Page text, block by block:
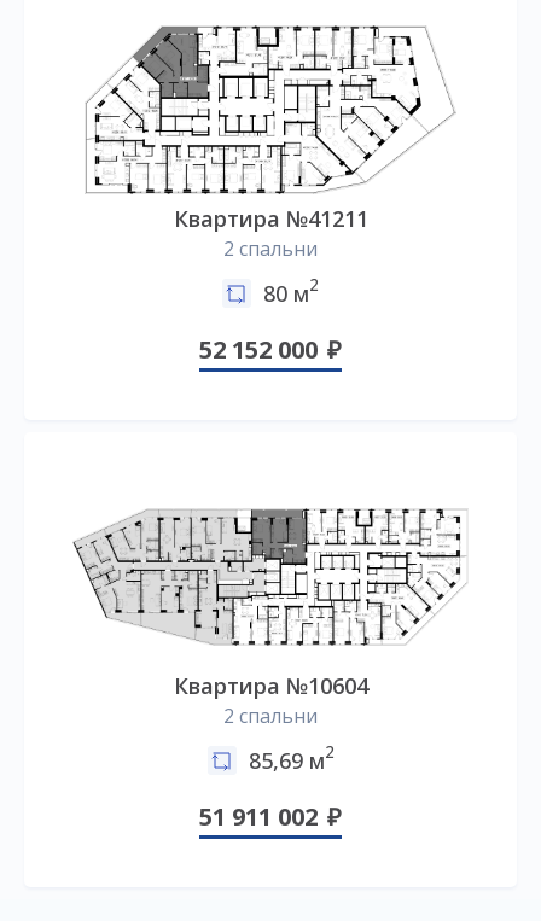
Квартира №41211
2 спальни
80 м2
52 152 000
Квартира №10604
2 спальни
85,69 м2
51 911 002